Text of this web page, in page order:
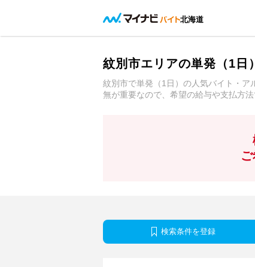
北海道
紋別市エリアの単発（1日
紋別市で単発（1日）の人気バイト・ア
無が重要なので、希望の給与や支払方
検索条件を登録